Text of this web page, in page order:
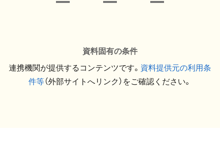
資料固有の条件
連携機関が提供するコンテンツです。 資料提供元の利用条
件等（外部サイトへリンク）をご確認ください。